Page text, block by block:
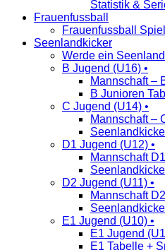
Statistik &
Frauenfussball
Frauenfussball
Seenlandkicker
Werde ein
B Jugend (U16) •
Mannschaft –
B Junioren
C Jugend (U14) •
Mannschaft –
D1 Jugend (U12) •
Mannschaft
D2 Jugend (U11) •
Mannschaft
E1 Jugend (U10) •
E1 Jugend
E1 Tabelle +